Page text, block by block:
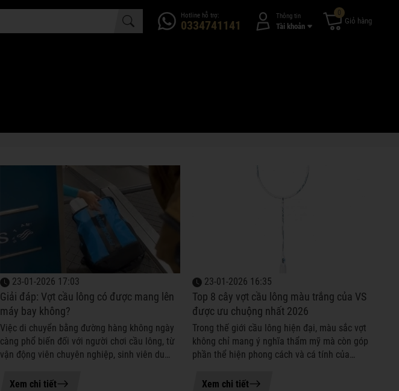
Hotline hỗ trợ:
0334741141
Thông tin
Tài khoản
0
Giỏ hàng
23-01-2026 17:03
Giải đáp: Vợt cầu lông có được mang lên
máy bay không?
Việc di chuyển bằng đường hàng không ngày
càng phổ biến đối với người chơi cầu lông, từ
vận động viên chuyên nghiệp, sinh viên du
xuyên công tác. Một trong nhữ...
Xem chi tiết
23-01-2026 16:35
Top 8 cây vợt cầu lông màu trắng của VS
được ưu chuộng nhất 2026
Trong thế giới cầu lông hiện đại, màu sắc vợt
không chỉ mang ý nghĩa thẩm mỹ mà còn góp
phần thể hiện phong cách và cá tính của
với vẻ ngoài tinh giản, thanh...
Xem chi tiết